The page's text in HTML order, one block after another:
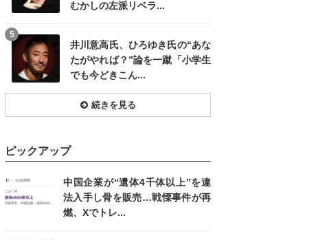
むかしの左派リベラ...
井川意高氏、ひろゆき氏の“あな
たがやれば？”論を一蹴「小学生
でも今どきこん...
5
続きを見る
ピックアップ
中国企業が“遺体4千体以上”を違
法入手し骨を販売…戦慄事件が再
燃、Xでトレ...